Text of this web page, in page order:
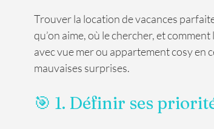
Trouver la location de vacances
qu’on aime, où le chercher, et
avec vue mer ou appartement cosy en
mauvaises surprises.
🎯 1. Définir ses